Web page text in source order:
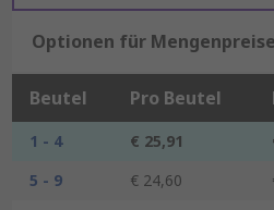
Optionen für Mengenpreise
Beutel Pro Beutel
1 - 4 € 25,91
5 - 9
€ 24,60